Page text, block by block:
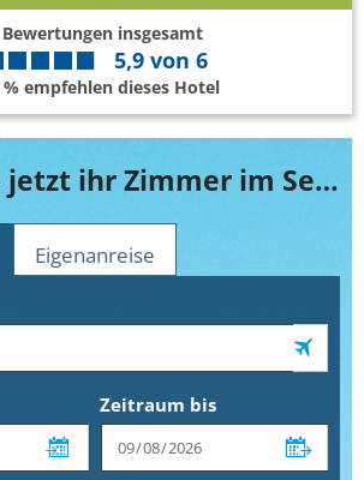
Bewertungen insgesamt
5,9 von 6
% empfehlen dieses Hotel
Buchen Sie jetzt ihr Zimmer im Secrets Playa Mujeres Golf & Spa Resort
Eigenanreise
Zeitraum bis